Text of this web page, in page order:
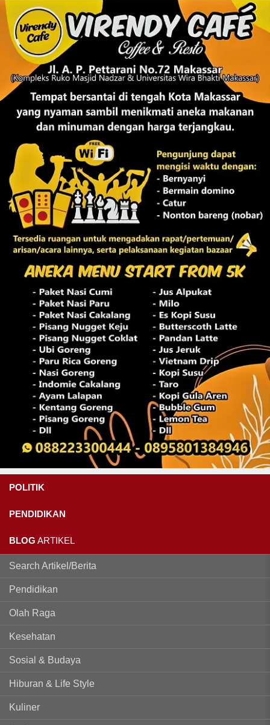
POLITIK
PENDIDIKAN
BLOG ARTIKEL
Search Artikel/Berita
Pendidikan
Olah Raga
Kesehatan
Sosial & Budaya
Hiburan & Life Style
Kuliner